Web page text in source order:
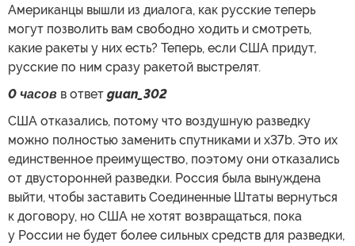
Американцы вышли из диалога, как русские теперь
могут позволить вам свободно ходить и смотреть,
какие ракеты у них есть? Теперь, если США придут,
русские по ним сразу ракетой выстрелят.
0 часов в ответ guan_302
США отказались, потому что воздушную разведку
можно полностью заменить спутниками и x37b. Это их
единственное преимущество, поэтому они отказались
от двусторонней разведки. Россия была вынуждена
выйти, чтобы заставить Соединенные Штаты вернуться
к договору, но США не хотят возвращаться, пока
у России не будет более сильных средств для разведки,